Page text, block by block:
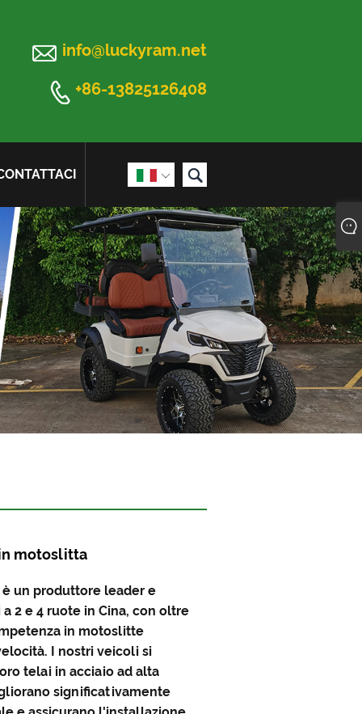
 info@luckyram.net
 +86-13825126408
 
motoslitta
è un produttore leader e
2 e 4 ruote in Cina, con oltre
in motoslitte
I nostri veicoli si
telai in acciaio ad alta
significativamente